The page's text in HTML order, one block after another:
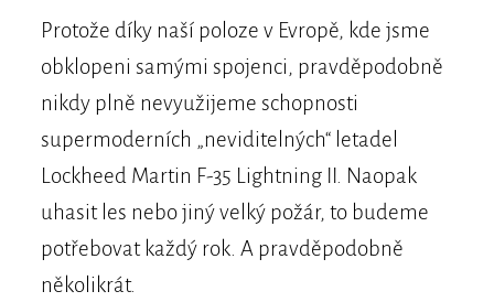
Protože díky naší poloze v Evropě, kde jsme
obklopeni samými spojenci, pravděpodobně
nikdy plně nevyužijeme schopnosti
supermoderních „neviditelných“ letadel
Lockheed Martin F-35 Lightning II. Naopak
uhasit les nebo jiný velký požár, to budeme
potřebovat každý rok. A pravděpodobně
několikrát.